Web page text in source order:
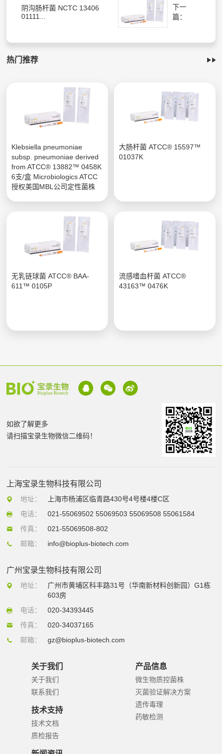
阴沟肠杆菌 NCTC 13406
01111...
下一
篇：
热门推荐
Klebsiella pneumoniae
subsp. pneumoniae derived
from ATCC® 13882™ 0458K
6支/盒 Microbiologics ATCC
授权美国MBL公司定性菌株
大肠杆菌 ATCC® 15597™
01037K
无乳链球菌 ATCC® BAA-
611™ 0105P
流感嗜血杆菌 ATCC®
43163™ 0476K
如欲了解更多
请扫描宝录生物微信二维码！
上海宝录生物科技有限公司
地址：
上海市杨浦区临青路430号4号楼4楼C区
电话：
021-55069502 55069503 55069508 55061584
传真：
021-55069508-802
邮箱：
info@bioplus-biotech.com
广州宝录生物科技有限公司
地址：
广州市黄埔区科丰路31号（华南新材料创新园）G1栋
603房
电话：
020-34393445
传真：
020-34037165
邮箱：
gz@bioplus-biotech.com
关于我们
关于我们
联系我们
技术支持
技术文档
质检报告
产品信息
微生物质控菌株
灭菌验证解决方案
遗传毒理
药敏检测